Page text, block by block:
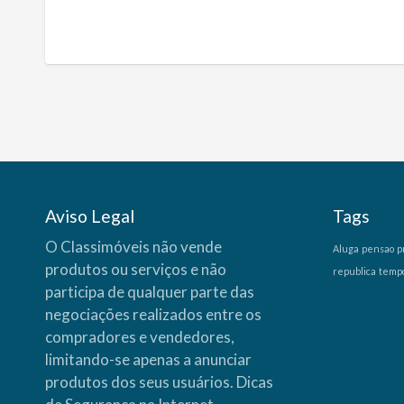
Aviso Legal
O Classimóveis não vende
produtos ou serviços e não
participa de qualquer parte das
negociações realizados entre os
compradores e vendedores,
limitando-se apenas a anunciar
produtos dos seus usuários. Dicas
Tags
Aluga pensao
republica